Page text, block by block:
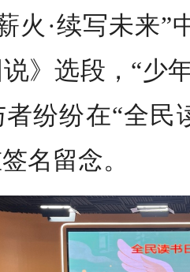
火·续写未来”
说》选段，“少
纷纷在“全民
名留念。